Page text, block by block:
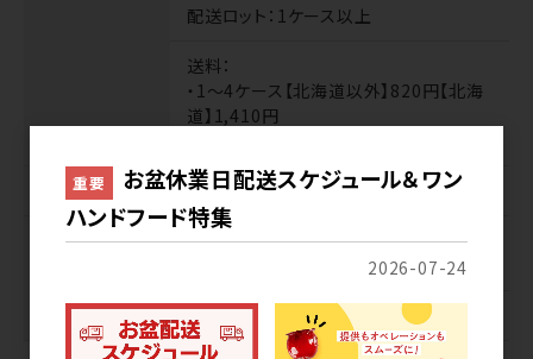
配送ロット ：1ケース以上
送料：
・1～4ケース【北海道以外】820円【北海
道】1,410円
業務便 扱いなし
サンプル 商品代：無料※1種類2個まで※1社1回
送料：無料
重要
お盆休業日配送スケジュール＆ワン
ハンドフード特集
2026-07-24